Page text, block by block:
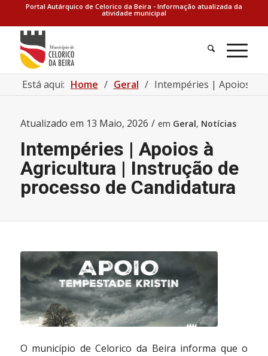
Portal Autárquico de Celorico da Beira - Informação atualizada da
atividade municipal
Está aqui: Home / Geral / Intempéries | Apoios à
Atualizado em 13 Maio, 2026 / em Geral, Notícias
Intempéries | Apoios à
Agricultura | Instrução de
processo de Candidatura
O município de Celorico da Beira informa que o